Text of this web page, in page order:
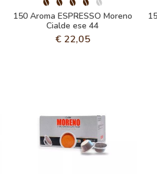
150 Aroma ESPRESSO Moreno
Cialde ese 44
€ 22,05